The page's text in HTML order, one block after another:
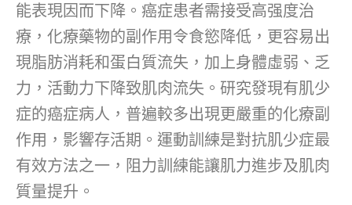
能表現因而下降。癌症患者需接受高强度治
療，化療藥物的副作用令食慾降低，更容易出
現脂肪消耗和蛋白質流失，加上身體虛弱、乏
力，活動力下降致肌肉流失。研究發現有肌少
症的癌症病人，普遍較多出現更嚴重的化療副
作用，影響存活期。運動訓練是對抗肌少症最
有效方法之一，阻力訓練能讓肌力進步及肌肉
質量提升。